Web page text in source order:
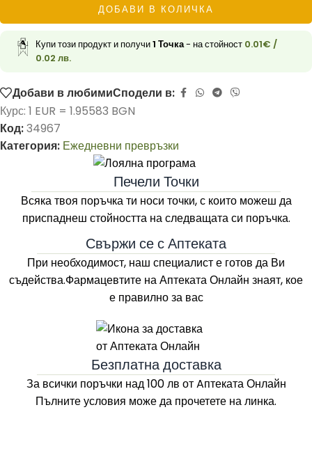
ДОБАВИ В КОЛИЧКА
Купи този продукт и получи1 Точка- на стойност 0.01€ /
0.02 лв.
Добави в любимиСподели в:
Курс: 1 EUR = 1.95583 BGN
Код:34967
Категория: Ежедневни превръзки
Печели Точки
Всяка твоя поръчка ти носи точки, с които можеш да
приспаднеш стойността на следващата си поръчка.
Свържи се с Аптеката
При необходимост, наш специалист е готов да Ви
съдейства.Фармацевтите наАптеката Онлайн знаят, кое
е правилно за вас
Безплатна доставка
За всички поръчки над 100 лв от Aптеката Онлайн
Пълните условия може да прочетете на линка.